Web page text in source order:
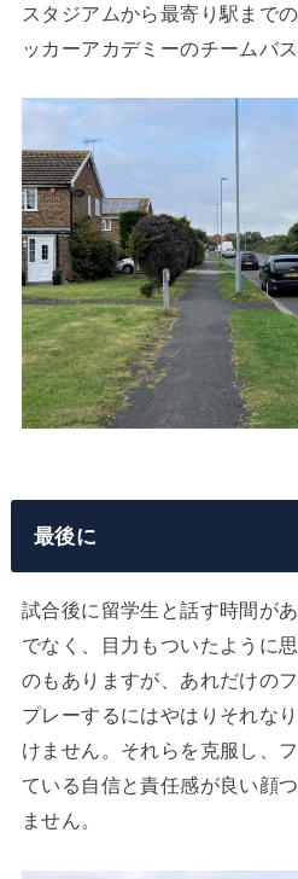
スタジアムから最寄り駅まで
ッカーアカデミーのチームバ
最後に
試合後に留学生と話す時間が
でなく、目力もついたように
のもありますが、あれだけの
プレーするにはやはりそれな
けません。それらを克服し、
ている自信と責任感が良い顔
ません。